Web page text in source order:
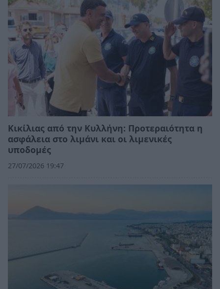
Κικίλιας από την Κυλλήνη: Προτεραιότητα η
ασφάλεια στο λιμάνι και οι λιμενικές
υποδομές
27/07/2026 19:47